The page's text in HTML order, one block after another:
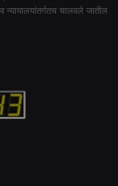
न्यायालयांतर्गतच चालवले जातील